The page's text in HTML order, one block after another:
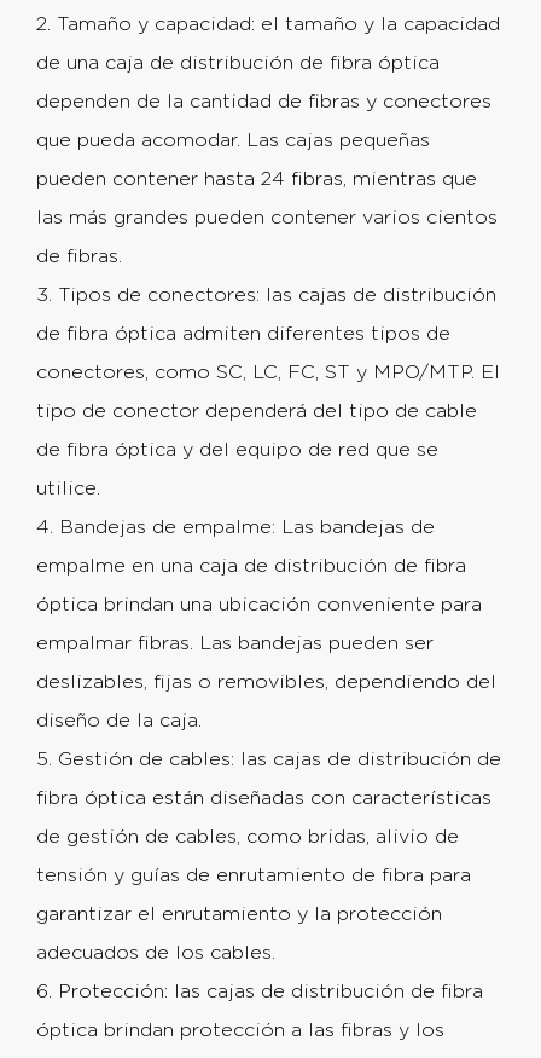
2. Tamaño y capacidad: el tamaño y la capacidad
de una caja de distribución de fibra óptica
dependen de la cantidad de fibras y conectores
que pueda acomodar. Las cajas pequeñas
pueden contener hasta 24 fibras, mientras que
las más grandes pueden contener varios cientos
de fibras.
3. Tipos de conectores: las cajas de distribución
de fibra óptica admiten diferentes tipos de
conectores, como SC, LC, FC, ST y MPO/MTP. El
tipo de conector dependerá del tipo de cable
de fibra óptica y del equipo de red que se
utilice.
4. Bandejas de empalme: Las bandejas de
empalme en una caja de distribución de fibra
óptica brindan una ubicación conveniente para
empalmar fibras. Las bandejas pueden ser
deslizables, fijas o removibles, dependiendo del
diseño de la caja.
5. Gestión de cables: las cajas de distribución de
fibra óptica están diseñadas con características
de gestión de cables, como bridas, alivio de
tensión y guías de enrutamiento de fibra para
garantizar el enrutamiento y la protección
adecuados de los cables.
6. Protección: las cajas de distribución de fibra
óptica brindan protección a las fibras y los